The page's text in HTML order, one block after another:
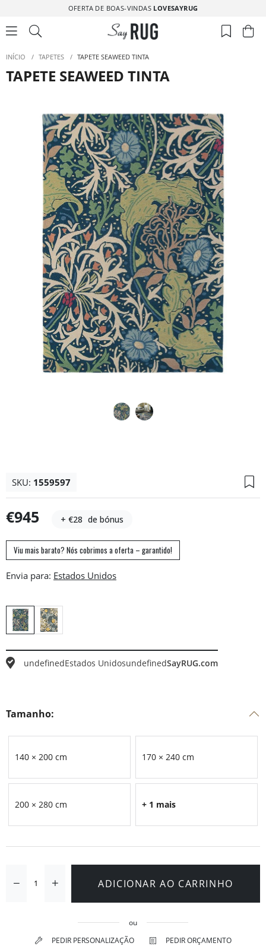
OFERTA DE BOAS-VINDAS LOVESAYRUG
INÍCIO / TAPETES / TAPETE SEAWEED TINTA
TAPETE SEAWEED TINTA
SKU: 1559597
€945 + €28 de bónus
Viu mais barato? Nós cobrimos a oferta – garantido!
Envia para:
undefinedEstados UnidosundefinedSayRUG.com
Tamanho:
140 × 200 cm 170 × 240 cm
200 × 280 cm + 1 mais
ADICIONAR AO CARRINHO
ou
PEDIR PERSONALIZAÇÃO
PEDIR ORÇAMENTO